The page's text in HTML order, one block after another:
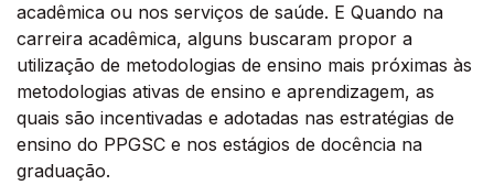
acadêmica ou nos serviços de saúde. E Quando na
carreira acadêmica, alguns buscaram propor a
utilização de metodologias de ensino mais próximas às
metodologias ativas de ensino e aprendizagem, as
quais são incentivadas e adotadas nas estratégias de
ensino do PPGSC e nos estágios de docência na
graduação.